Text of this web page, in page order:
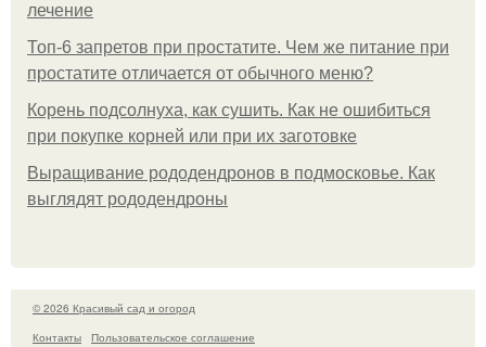
лечение
Топ-6 запретов при простатите. Чем же питание при
простатите отличается от обычного меню?
Корень подсолнуха, как сушить. Как не ошибиться
при покупке корней или при их заготовке
Выращивание рододендронов в подмосковье. Как
выглядят рододендроны
© 2026 Красивый сад и огород
Контакты
Пользовательское соглашение